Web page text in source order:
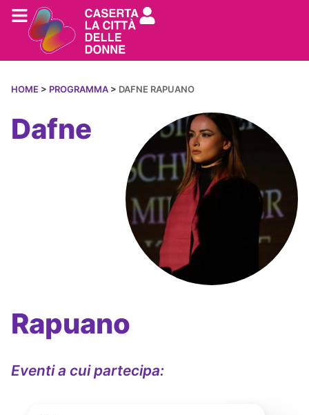
HOME > PROGRAMMA > DAFNE RAPUANO
Dafne
Rapuano
Eventi a cui partecipa: